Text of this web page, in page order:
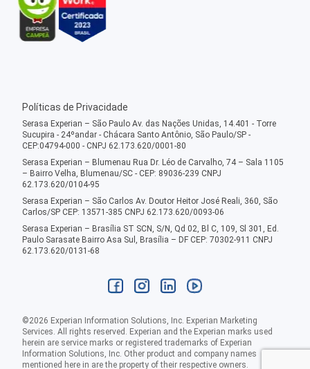
Políticas de Privacidade
Serasa Experian – São Paulo Av. das Nações Unidas, 14.401 - Torre
Sucupira - 24ºandar - Chácara Santo Antônio, São Paulo/SP -
CEP:04794-000 - CNPJ 62.173.620/0001-80
Serasa Experian – Blumenau Rua Dr. Léo de Carvalho, 74 – Sala 1105
– Bairro Velha, Blumenau/SC - CEP: 89036-239 CNPJ
62.173.620/0104-95
Serasa Experian – São Carlos Av. Doutor Heitor José Reali, 360, São
Carlos/SP CEP: 13571-385 CNPJ 62.173.620/0093-06
Serasa Experian – Brasília ST SCN, S/N, Qd 02, Bl C, 109, Sl 301, Ed.
Paulo Sarasate Bairro Asa Sul, Brasília – DF CEP: 70302-911 CNPJ
62.173.620/0131-68
©2026 Experian Information Solutions, Inc. Experian Marketing
Services. All rights reserved. Experian and the Experian marks used
herein are service marks or registered trademarks of Experian
Information Solutions, Inc. Other product and company names
mentioned here in are the property of their respective owners.